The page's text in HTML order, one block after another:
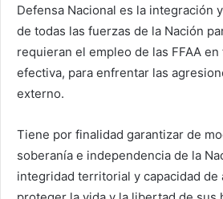
Defensa Nacional es la integración
de todas las fuerzas de la Nación
requieran el empleo de las FFAA
efectiva, para enfrentar las
externo.
Tiene por finalidad garantizar de
soberanía e independencia de la
integridad territorial y capacidad de